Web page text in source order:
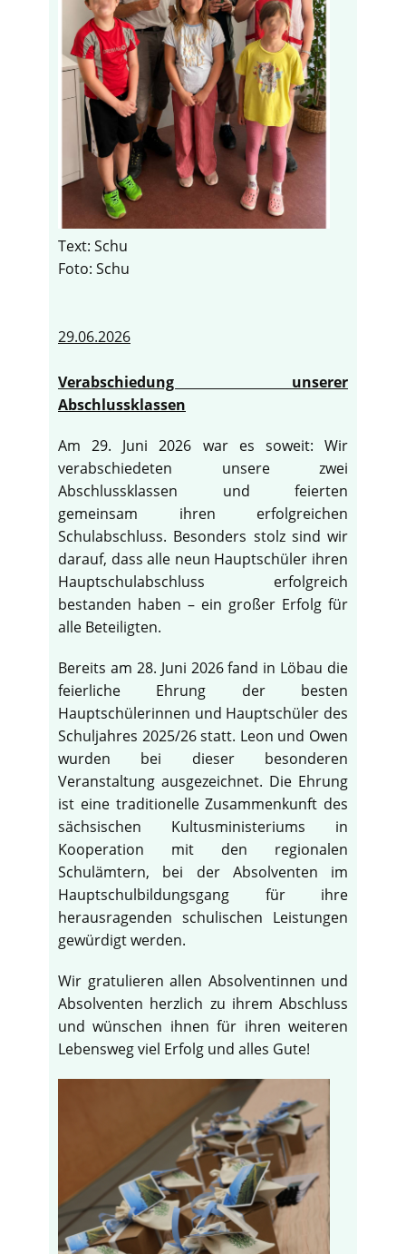
Text: Schu
Foto: Schu
29.06.2026
Verabschiedung unserer
Abschlussklassen
Am 29. Juni 2026 war es soweit: Wir
verabschiedeten unsere zwei
Abschlussklassen und feierten
gemeinsam ihren erfolgreichen
Schulabschluss. Besonders stolz sind wir
darauf, dass alle neun Hauptschüler ihren
Hauptschulabschluss erfolgreich
bestanden haben – ein großer Erfolg für
alle Beteiligten.
Bereits am 28. Juni 2026 fand in Löbau die
feierliche Ehrung der besten
Hauptschülerinnen und Hauptschüler des
Schuljahres 2025/26 statt. Leon und Owen
wurden bei dieser besonderen
Veranstaltung ausgezeichnet. Die Ehrung
ist eine traditionelle Zusammenkunft des
sächsischen Kultusministeriums in
Kooperation mit den regionalen
Schulämtern, bei der Absolventen im
Hauptschulbildungsgang für ihre
herausragenden schulischen Leistungen
gewürdigt werden.
Wir gratulieren allen Absolventinnen und
Absolventen herzlich zu ihrem Abschluss
und wünschen ihnen für ihren weiteren
Lebensweg viel Erfolg und alles Gute!